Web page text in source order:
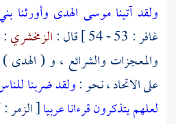
ولقد آتينا موسى الهدى وأورثنا
غافر : 53 - 54 ] قال :
الزمخشري:
والمعجزات والشرائع ، و ( الهدى )
على الاتحاد ، نحو :ولقد ضربنا
لعلهم يتذكرون قرءانا عربيا[ الزمر : 27 - 28 ] .